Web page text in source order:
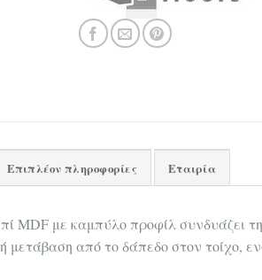
Επιπλέον πληροφορίες Εταιρία
MDF με καμπύλο προφίλ συνδυάζει
από το δάπεδο στον τοίχο,